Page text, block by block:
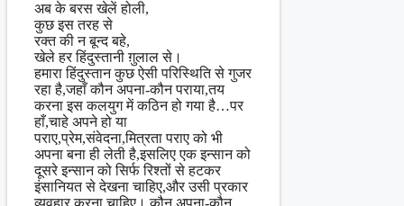
अब के बरस खेलें होली,
कुछ इस तरह से
रक्त की न बून्द बहे,
खेले हर हिंदुस्तानी ग़ुलाल से।
हमारा हिंदुस्तान कुछ ऐसी परिस्थिति से गुजर
रहा है,जहाँ कौन अपना-कौन पराया,तय
करना इस कलयुग में कठिन हो गया है…पर
हाँ,चाहे अपने हो या
पराए,प्रेम,संवेदना,मित्रता पराए को भी
अपना बना ही लेती है,इसलिए एक इन्सान को
दूसरे इन्सान को सिर्फ रिश्तों से हटकर
इंसानियत से देखना चाहिए,और उसी प्रकार